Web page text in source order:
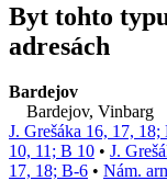
Byt tohto
adresách
Bardejov
Bardejov, Vinbarg
J. Grešáka 16, 17, 18;
10, 11; B 10 • J.
17, 18; B-6 • Nám.